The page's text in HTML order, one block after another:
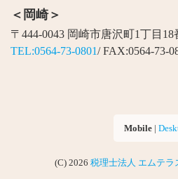
＜岡崎＞
〒444-0043 岡崎市唐沢町1丁目18
TEL:0564-73-0801/ FAX:0564-73-
Mobile |
(C) 2026 税理士法人 エムテラ